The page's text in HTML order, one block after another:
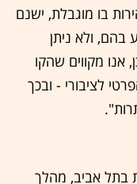
בו מוגבלת, ישנם
בהם, ולא ניתן
אנו מקווים שהקו
לציבורי - ובכך
בתל אביב, מהלך